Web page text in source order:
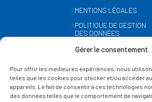
Gérer le consentement
Pour offrir les meilleures expériences, nous
telles que les cookies pour stocker et/ou accéder
appareils. Le fait de consentir à ces technologies
des données telles que le comportement de
MENTIONS LÉGALES
POLITIQUE DE GESTION
DES DONNÉES
GESTION DES COOKIES